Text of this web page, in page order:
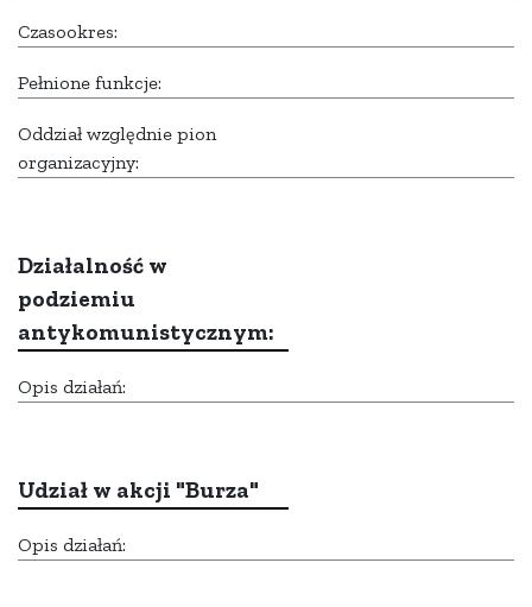
Czasookres:
Pełnione funkcje:
Oddział względnie pion
organizacyjny:
Działalność w
podziemiu
antykomunistycznym:
Opis działań:
Udział w akcji "Burza"
Opis działań: